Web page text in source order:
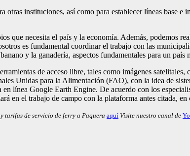
otras instituciones, así como para establecer líneas base
que necesita el país y la economía. Además, podemos
es fundamental coordinar el trabajo con las
y la ganadería, aspectos fundamentales para un
de acceso libre, tales como imágenes
Unidas para la Alimentación (FAO), con la idea de
línea Google Earth Engine. De acuerdo con los
en el trabajo de campo con la plataforma antes citada,
tarifas de servicio de ferry a Paquera aquí Visite nuestro canal de